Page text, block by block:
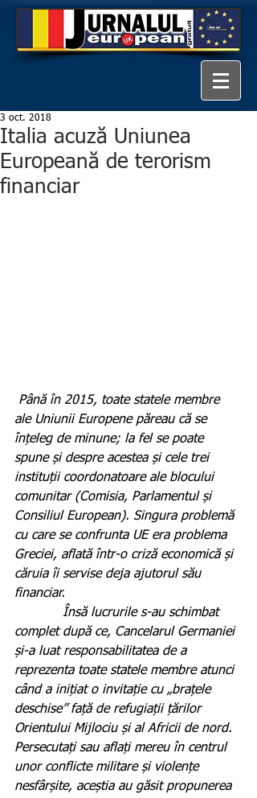
Italia acuză Uniunea
Europeană de terorism
financiar
3 oct. 2018
Până în 2015, toate statele membre
ale Uniunii Europene păreau că se
înțeleg de minune; la fel se poate
spune și despre acestea și cele trei
instituții coordonatoare ale blocului
comunitar (Comisia, Parlamentul și
Consiliul European). Singura problemă
cu care se confrunta UE era problema
Greciei, aflată într-o criză economică și
căruia îi servise deja ajutorul său
financiar.
complet după ce, Cancelarul Germaniei
și-a luat responsabilitatea de a
reprezenta toate statele membre atunci
când a inițiat o invitație cu „brațele
deschise” față de refugiații țărilor
Orientului Mijlociu și al Africii de nord.
Persecutați sau aflați mereu în centrul
unor conflicte militare și violențe
nesfârșite, aceștia au găsit propunerea